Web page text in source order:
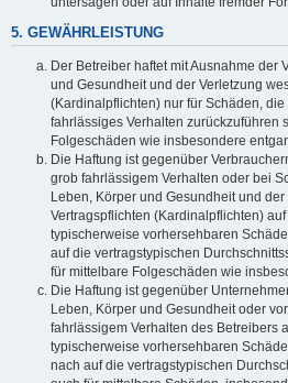
5. GEWÄHRLEISTUNG
Der Betreiber haftet mit Ausnahme der
und Gesundheit und der Verletzung
(Kardinalpflichten) nur für Schäden,
fahrlässiges Verhalten zurückzuführen
Folgeschäden wie insbesondere
Die Haftung ist gegenüber
grob fahrlässigem Verhalten oder bei
Leben, Körper und Gesundheit und
Vertragspflichten (Kardinalpflichten)
typischerweise vorhersehbaren
auf die vertragstypischen
für mittelbare Folgeschäden wie
Die Haftung ist gegenüber
Leben, Körper und Gesundheit oder
fahrlässigem Verhalten des Betreibers
typischerweise vorhersehbaren
nach auf die vertragstypischen